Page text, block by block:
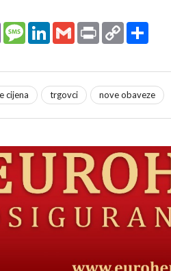
Viber MessageLinkedInGmail Print Copy
Link
cijena trgovci nove obaveze